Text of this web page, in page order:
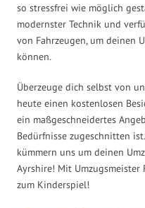
so stressfrei wie möglich
modernster Technik und
von Fahrzeugen, um deinen
können.
Überzeuge dich selbst von
heute einen kostenlosen
ein maßgeschneidertes
Bedürfnisse zugeschnitten ist.
kümmern uns um deinen
Ayrshire! Mit
zum Kinderspiel!